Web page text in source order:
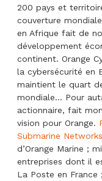
200 pays et
couverture
en Afrique fait de
développement
continent. Orange
la cybersécurité en
maintient le quart
mondiale… Pour
actionnaire, fait
vision pour Orange.
Submarine Networks
d’Orange Marine ;
entreprises dont il
La Poste en